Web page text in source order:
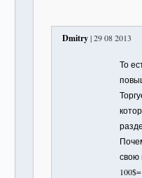
Dmitry| 29 08 2013
То
свою